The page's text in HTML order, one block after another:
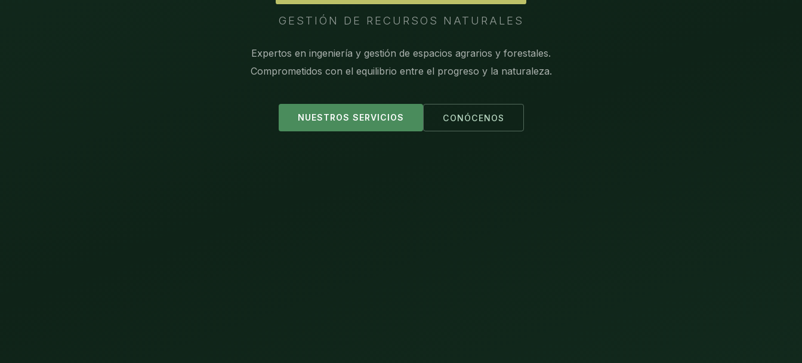
GESTIÓN DE RECURSOS NATURALES
Expertos en ingeniería y gestión de espacios agrarios y forestales.
Comprometidos con el equilibrio entre el progreso y la naturaleza.
NUESTROS SERVICIOS CONÓCENOS